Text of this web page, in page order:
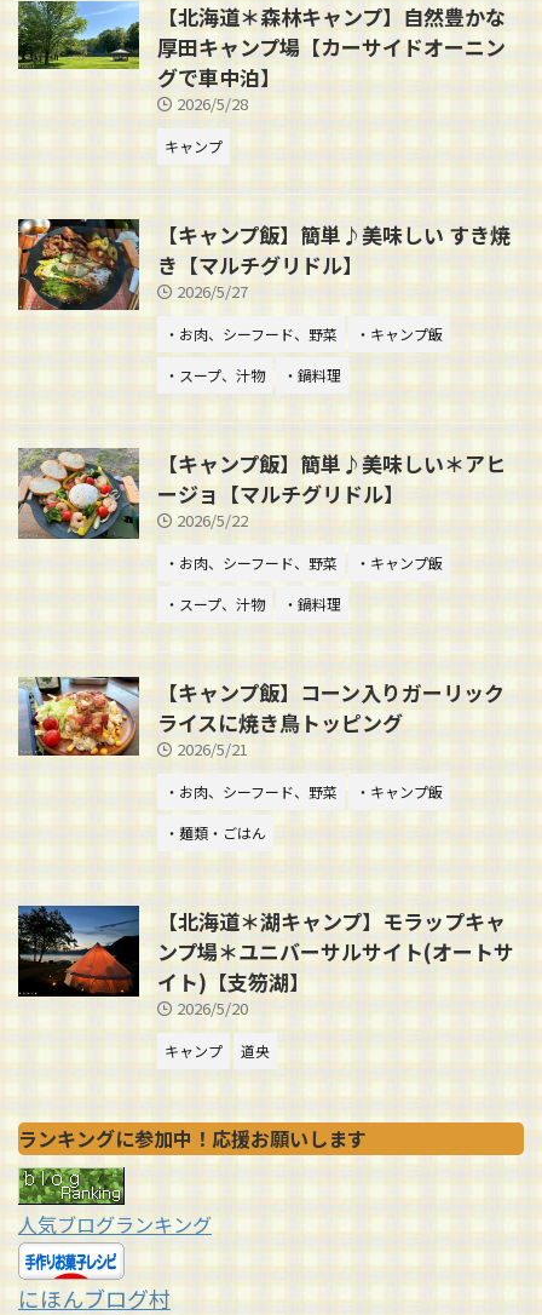
【北海道＊森林キャンプ】自然豊かな
厚田キャンプ場【カーサイドオーニン
グで車中泊】
2026/5/28
キャンプ
【キャンプ飯】簡単♪美味しい すき焼
き【マルチグリドル】
2026/5/27
・お肉、シーフード、野菜
・キャンプ飯
・スープ、汁物
・鍋料理
【キャンプ飯】簡単♪美味しい＊アヒ
ージョ【マルチグリドル】
2026/5/22
・お肉、シーフード、野菜
・キャンプ飯
・スープ、汁物
・鍋料理
【キャンプ飯】コーン入りガーリック
ライスに焼き鳥トッピング
2026/5/21
・お肉、シーフード、野菜
・キャンプ飯
・麺類・ごはん
【北海道＊湖キャンプ】モラップキャ
ンプ場＊ユニバーサルサイト(オートサ
イト)【支笏湖】
2026/5/20
キャンプ 道央
ランキングに参加中！応援お願いします
人気ブログランキング
にほんブログ村